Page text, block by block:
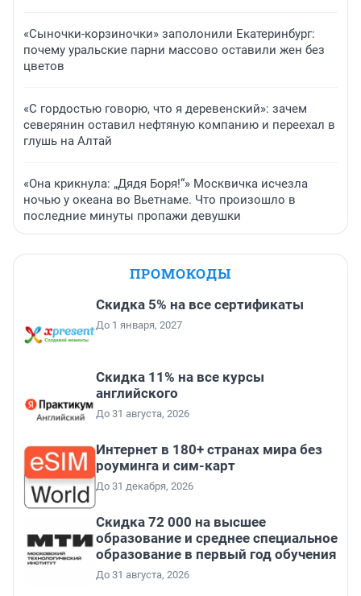
«Сыночки-корзиночки» заполонили Екатеринбург:
почему уральские парни массово оставили жен без
цветов
«С гордостью говорю, что я деревенский»: зачем
северянин оставил нефтяную компанию и переехал в
глушь на Алтай
«Она крикнула: „Дядя Боря!“» Москвичка исчезла
ночью у океана во Вьетнаме. Что произошло в
последние минуты пропажи девушки
ПРОМОКОДЫ
Скидка 5% на все сертификаты
До 1 января, 2027
Скидка 11% на все курсы
английского
До 31 августа, 2026
Интернет в 180+ странах мира без
роуминга и сим-карт
До 31 декабря, 2026
Скидка 72 000 на высшее
образование и среднее специальное
образование в первый год обучения
До 31 августа, 2026